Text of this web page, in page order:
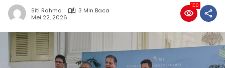
Siti Rahma
3 Min Baca
Mei 22, 2026
100